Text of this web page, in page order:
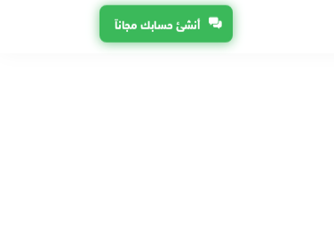
أنشئ حسابك مجاناً